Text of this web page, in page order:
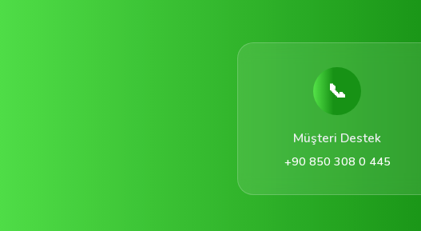
📞
Müşteri Destek
+90 850 308 0 445